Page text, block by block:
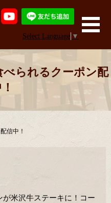
Select Language ▼
メ
べられるクーポン配
信中！
米沢牛ステーキに！コー